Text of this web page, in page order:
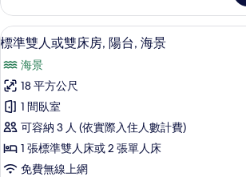
片
or
Twin
Room
詳
情
顯
標
準
雙
人
或
標準雙人或
10
標準雙人或雙床房, 陽台, 海景
海景
18 平方公尺
1 間臥室
可容納 3 人 (依實際入住人數計費)
1 張標準雙人床或 2 張單人床
免費無線上網